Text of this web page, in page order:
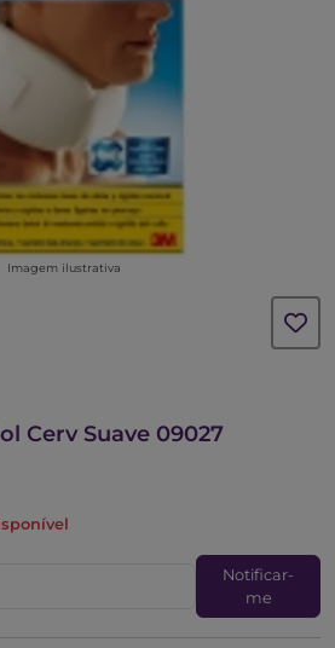
Imagem ilustrativa
Cerv Suave 09027
Notificar-
me